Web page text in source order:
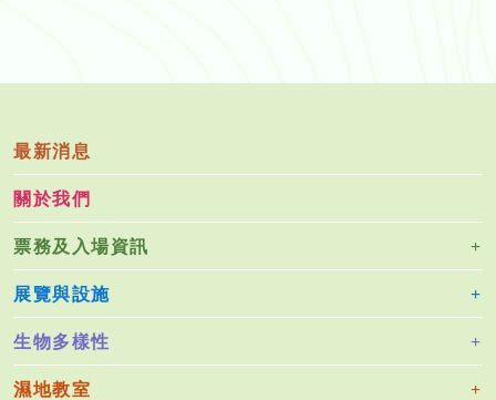
最新消息
關於我們
票務及入場資訊
展覽與設施
生物多樣性
濕地教室